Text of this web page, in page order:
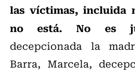
las víctimas, incluida
no está. No es
decepcionada la
Barra, Marcela,